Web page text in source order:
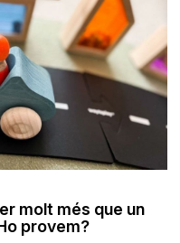
molt més que un
provem?